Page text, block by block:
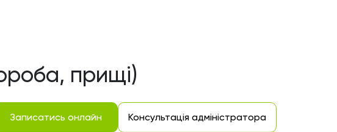
прищі)
Записатись онлайн Консультація адміністратора